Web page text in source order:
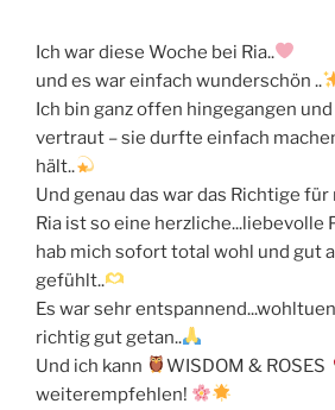
Ich war diese Woche bei Ria..
und es war einfach wunderschön ..
Ich bin ganz offen hingegangen
vertraut – sie durfte einfach
hält..
Und genau das war das Richtige für
Ria ist so eine herzliche...liebevolle
hab mich sofort total wohl und gut
gefühlt..
Es war sehr
richtig gut getan..
Und ich kann
WISDOM & ROSES
weiterempfehlen!